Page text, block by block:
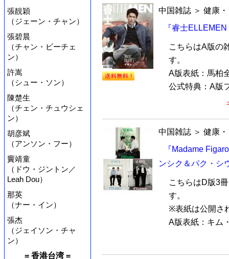
張靚穎
（ジェーン・チャン）
張碧晨
（チャン・ビーチェ
ン）
許嵩
（シュー・ソン）
陳楚生
（チェン・チュウシェ
ン）
胡彦斌
（アンソン・フー）
竇靖童
（ドウ・ジントン／
Leah Dou）
那英
（ナー・イン）
張杰
（ジェイソン・チャ
ン）
= 香港台湾 =
中国雑誌 ＞ 健康
『睿士
こちらはA版の
す。
A版表紙：馬柏
公式特典：A版
中国雑誌 ＞ 健康
『Madame
ンシク＆パク・シ
こちらはD版3
す。
※表紙は公開さ
A版表紙：キム